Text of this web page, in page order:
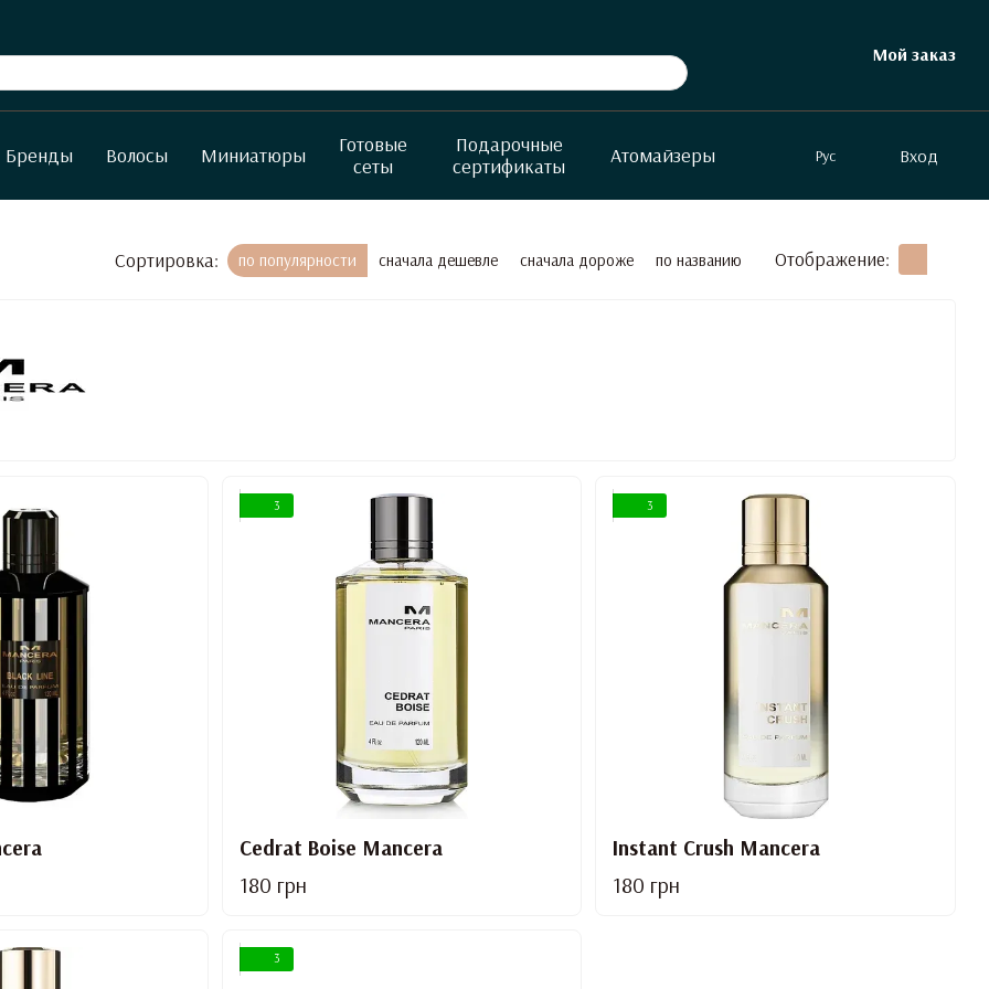
Мой заказ
Бренды Волосы Миниатюры
Готовые
сеты
Подарочные
сертификаты
Атомайзеры Рус Вход
Сортировка: по популярности сначала дешевле сначала дороже по названию Отображение:
3
Cedrat Boise Mancera
180 грн
3
Instant Crush Mancera
180 грн
3